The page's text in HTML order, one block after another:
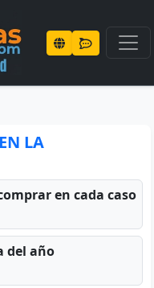
LA
en cada caso
del año